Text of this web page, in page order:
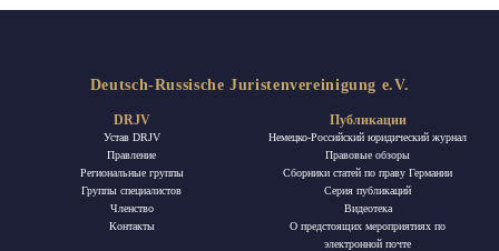
Deutsch-Russische Juristenvereinigung e.V.
DRJV
Устав DRJV
Правление
Региональные группы
Группы специалистов
Членство
Контакты
Публикации
Немецко-Российский юридический журнал
Правовые обзоры
Сборники статей по праву Германии
Ceрия публикаций
Видеотека
О предстоящих мероприятиях по
электронной почте